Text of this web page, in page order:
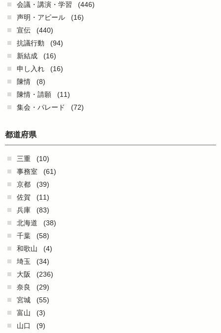
会議・講演・学習
(446)
声明・アピール
(16)
宣伝
(440)
抗議行動
(94)
新結成
(16)
申し入れ
(16)
陳情
(8)
陳情・請願
(11)
集会・パレード
(72)
都道府県
三重
(10)
事務室
(61)
京都
(39)
佐賀
(11)
兵庫
(83)
北海道
(38)
千葉
(58)
和歌山
(4)
埼玉
(34)
大阪
(236)
奈良
(29)
宮城
(55)
富山
(3)
山口
(9)